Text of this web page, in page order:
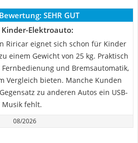
SEHR GUT
Elektroauto:
Riricar eignet sich schon für Kinder
einem Gewicht von 25 kg. Praktisch
und Bremsautomatik,
Vergleich bieten. Manche Kunden
zu anderen Autos ein USB-
Musik fehlt.
08/2026